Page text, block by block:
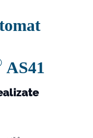
AS41